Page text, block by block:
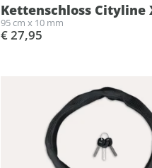
Kettenschloss Cityline
95 cm x 10 mm
€ 27,95